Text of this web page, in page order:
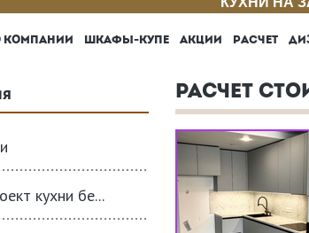
КОМПАНИИ ШКАФЫ-КУПЕ АКЦИИ РАСЧЕТ
кухни бе...
РАСЧЕТ